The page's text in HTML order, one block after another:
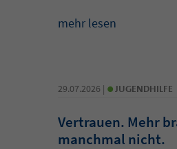
mehr lesen
29.07.2026 | • JUGENDHILFE
Vertrauen. Mehr
manchmal nicht.